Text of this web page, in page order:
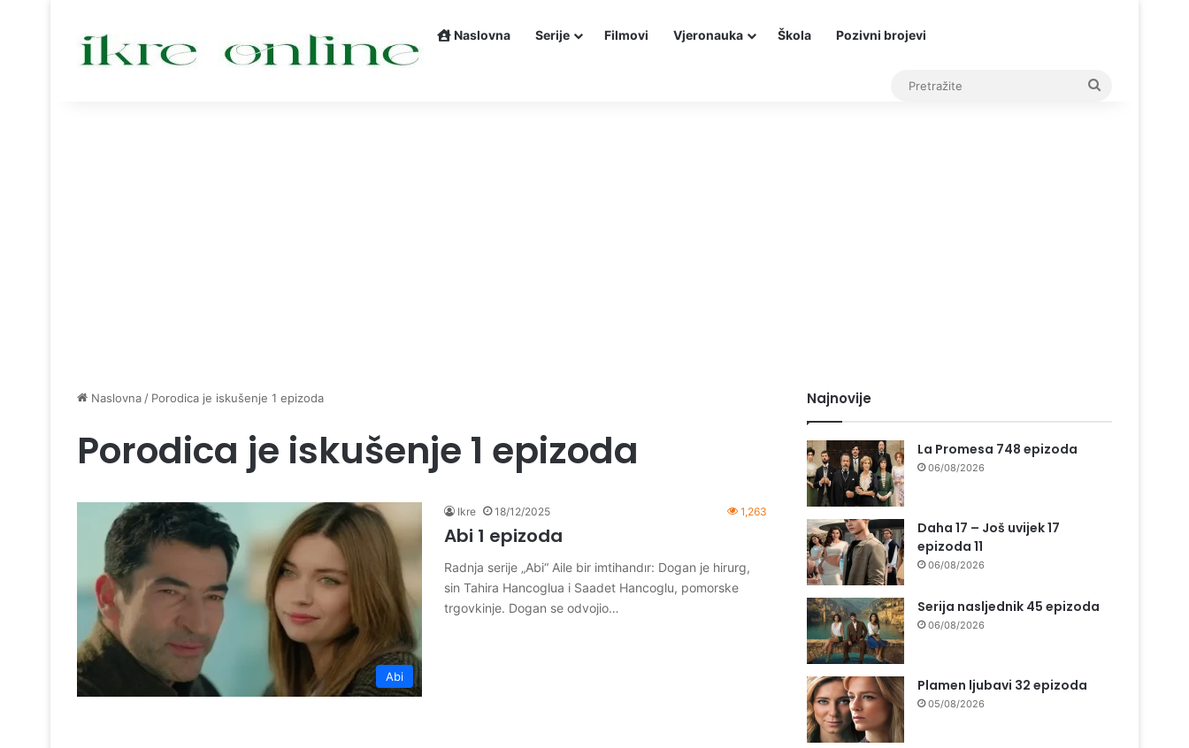
Naslovna Serije Filmovi Vjeronauka Škola Pozivni brojevi
Naslovna / Porodica je iskušenje 1 epizoda
Porodica je iskušenje 1 epizoda
Abi
Ikre 18/12/2025 1,263
Abi 1 epizoda
Radnja serije „Abi“ Aile bir imtihandır: Dogan je hirurg,
sin Tahira Hancoglua i Saadet Hancoglu, pomorske
trgovkinje. Dogan se odvojio…
Najnovije
La Promesa 748 epizoda
06/08/2026
Daha 17 – Još uvijek 17
epizoda 11
06/08/2026
Serija nasljednik 45 epizoda
06/08/2026
Plamen ljubavi 32 epizoda
05/08/2026